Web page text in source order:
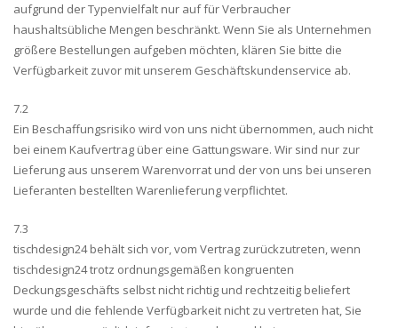
aufgrund der Typenvielfalt nur auf für Verbraucher
haushaltsübliche Mengen beschränkt. Wenn Sie als Unternehmen
größere Bestellungen aufgeben möchten, klären Sie bitte die
Verfügbarkeit zuvor mit unserem Geschäftskundenservice ab.
7.2
Ein Beschaffungsrisiko wird von uns nicht übernommen, auch nicht
bei einem Kaufvertrag über eine Gattungsware. Wir sind nur zur
Lieferung aus unserem Warenvorrat und der von uns bei unseren
Lieferanten bestellten Warenlieferung verpflichtet.
7.3
tischdesign24 behält sich vor, vom Vertrag zurückzutreten, wenn
tischdesign24 trotz ordnungsgemäßen kongruenten
Deckungsgeschäfts selbst nicht richtig und rechtzeitig beliefert
wurde und die fehlende Verfügbarkeit nicht zu vertreten hat, Sie